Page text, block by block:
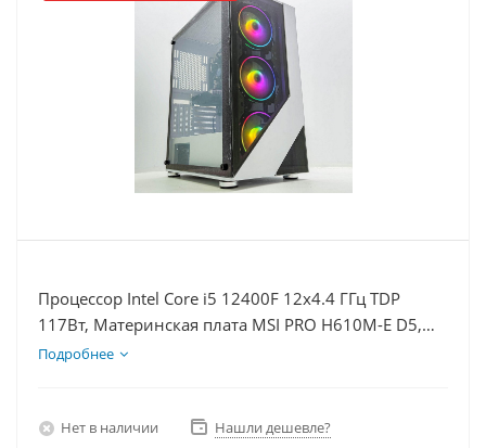
Процессор Intel Core i5 12400F 12x4.4 ГГц TDP
117Вт, Материнская плата MSI PRO H610M-E D5,
Видеокарта RTX 5060Ti 8Гб, Память DDR5 32Gb,
Подробнее
Нет в наличии Нашли дешевле?